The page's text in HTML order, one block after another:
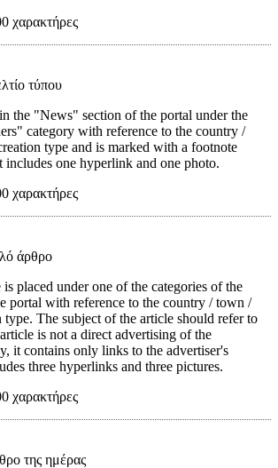
χαρακτήρες
τύπου
the "News" section of the portal under the
category with reference to the country /
type and is marked with a footnote
one hyperlink and one photo.
χαρακτήρες
άρθρο
placed under one of the categories of the
portal with reference to the country / town /
type. The subject of the article should refer to
is not a direct advertising of the
it contains only links to the advertiser's
three hyperlinks and three pictures.
χαρακτήρες
της ημέρας